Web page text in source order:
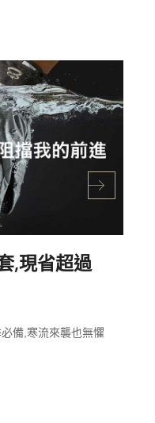
,現省超過
備,寒流來襲也無懼